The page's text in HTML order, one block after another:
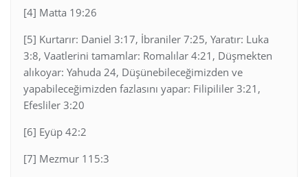
[4] Matta 19:26
[5] Kurtarır: Daniel 3:17, İbraniler 7:25, Yaratır: Luka
3:8, Vaatlerini tamamlar: Romalılar 4:21, Düşmekten
alıkoyar: Yahuda 24, Düşünebileceğimizden ve
yapabileceğimizden fazlasını yapar: Filipililer 3:21,
Efesliler 3:20
[6] Eyüp 42:2
[7] Mezmur 115:3